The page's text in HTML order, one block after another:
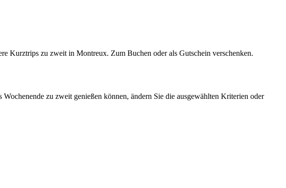
Kurztrips zu zweit in Montreux. Zum Buchen oder als Gutschein verschenken.
zu zweit genießen können, ändern Sie die ausgewählten Kriterien oder